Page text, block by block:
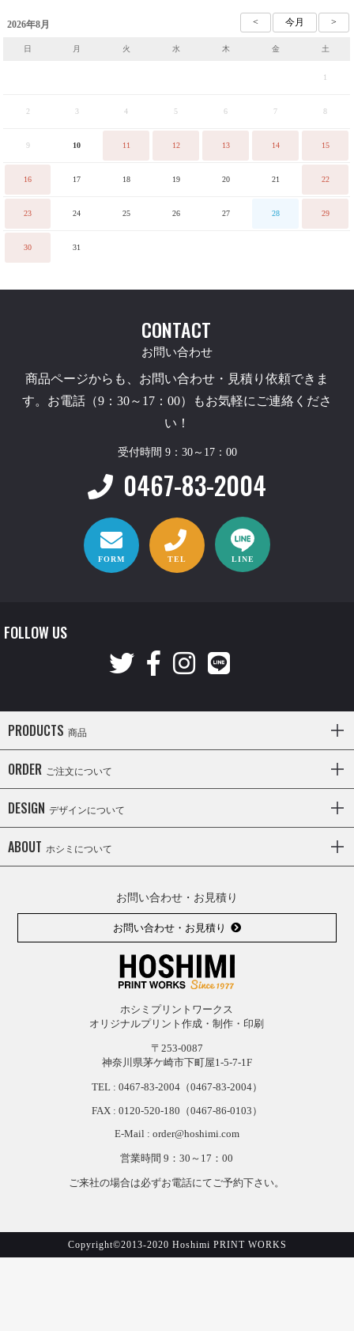
2026年8月
日 月 火 水 木 金 土
1
2 3 4 5 6 7 8
9 10 11 12 13 14 15
16 17 18 19 20 21 22
23 24 25 26 27 28 29
30 31
CONTACT
お問い合わせ
商品ページからも、お問い合わせ・見積り依頼できま
す。お電話（9：30～17：00）もお気軽にご連絡くださ
い！
受付時間 9：30～17：00
0467-83-2004
FORM TEL LINE
FOLLOW US
PRODUCTS 商品
ORDER ご注文について
DESIGN デザインについて
ABOUT ホシミについて
お問い合わせ・お見積り
お問い合わせ・お見積り
ホシミプリントワークス
オリジナルプリント作成・制作・印刷
〒253-0087
神奈川県茅ケ崎市下町屋1-5-7-1F
TEL : 0467-83-2004（0467-83-2004）
FAX : 0120-520-180（0467-86-0103）
E-Mail : order@hoshimi.com
営業時間 9：30～17：00
ご来社の場合は必ずお電話にてご予約下さい。
Copyright©2013-2020 Hoshimi PRINT WORKS